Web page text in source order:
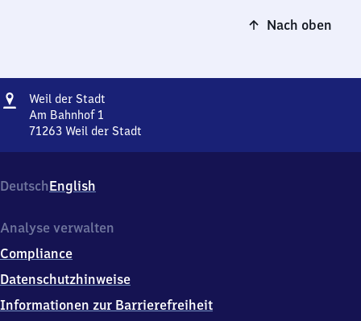
Nach oben
Adresse
Weil der Stadt
Stadt
Am Bahnhof 1
71263 Weil der Stadt
Stadt,
Am
1,
1
2
3
DeutschEnglish
Analyse verwalten
Compliance
Datenschutzhinweise
Informationen zur Barrierefreiheit